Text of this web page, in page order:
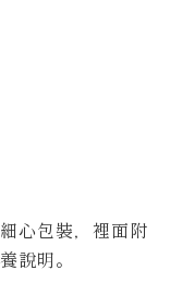
心包裝，裡面附
說明。